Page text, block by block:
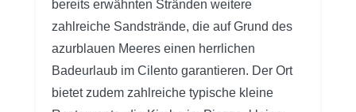
bereits erwähnten Stränden weitere
zahlreiche Sandstrände, die auf Grund des
azurblauen Meeres einen herrlichen
Badeurlaub im Cilento garantieren. Der Ort
bietet zudem zahlreiche typische kleine